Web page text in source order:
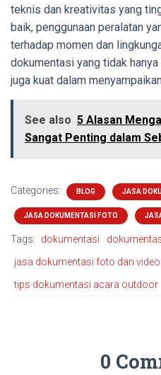
teknis dan kreativitas yang
baik, penggunaan peralatan
terhadap momen dan
dokumentasi yang tidak
juga kuat dalam
See also 5 Alasan
Sangat Penting dalam
Categories: BLOG JASA
JASA DOKUMENTASI FOTO
Tags: dokumentasi
jasa dokumentasi foto dan video
tips dokumentasi acara outdoor
0